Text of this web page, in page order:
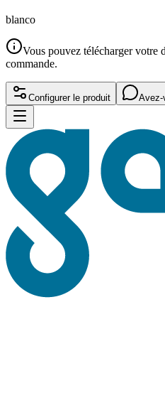
blanco
Vous pouvez télécharger votre
commande.
Configurer le produit Avez-